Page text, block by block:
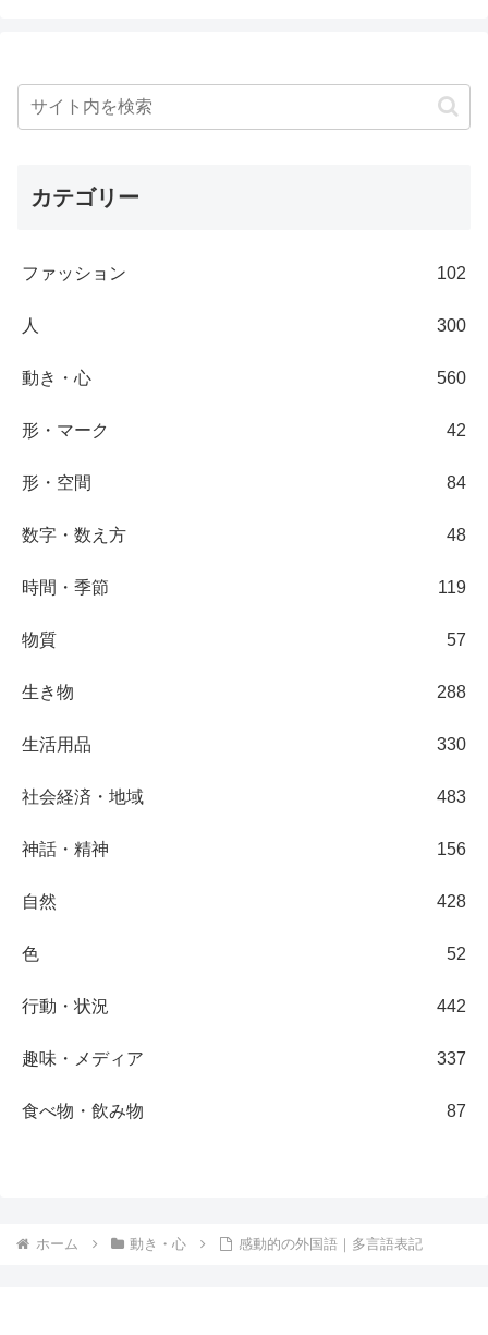
カテゴリー
ファッション 102
人 300
動き・心 560
形・マーク 42
形・空間 84
数字・数え方 48
時間・季節 119
物質 57
生き物 288
生活用品 330
社会経済・地域 483
神話・精神 156
自然 428
色 52
行動・状況 442
趣味・メディア 337
食べ物・飲み物 87
ホーム 動き・心 感動的の外国語｜多言語表記